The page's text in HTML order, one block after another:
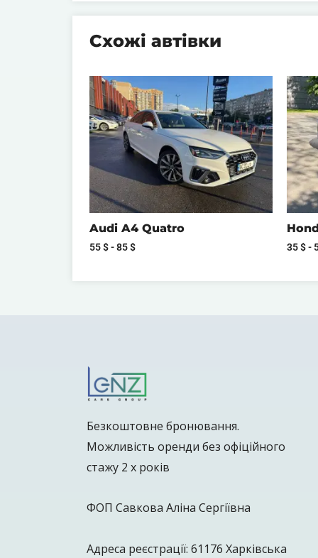
Схожі автівки
Audi A4 Quatro
55$-85$ 35$-
Безкоштовне бронювання.
Можливість оренди без офіційного
стажу 2 х років
ФОП Савкова Аліна Сергіївна
Адреса реєстрації: 61176 Харківська